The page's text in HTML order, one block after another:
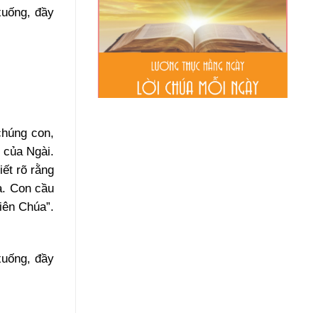
đầy
con,
Ngài.
rõ rằng
Con cầu
Chúa”.
đầy